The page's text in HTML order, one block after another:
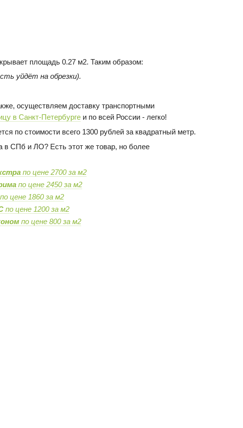
площадь 0.27 м2. Таким образом:
уйдёт на обрезки).
осуществляем доставку транспортными
в Санкт-Петербургеи по всей России - легко!
по стоимости всего 1300 рублей за квадратный метр.
в СПб и ЛО? Есть этот же товар, но более
по цене 2700 за м2
по цене 2450 за м2
по цене 1860 за м2
по цене 1200 за м2
по цене 800 за м2